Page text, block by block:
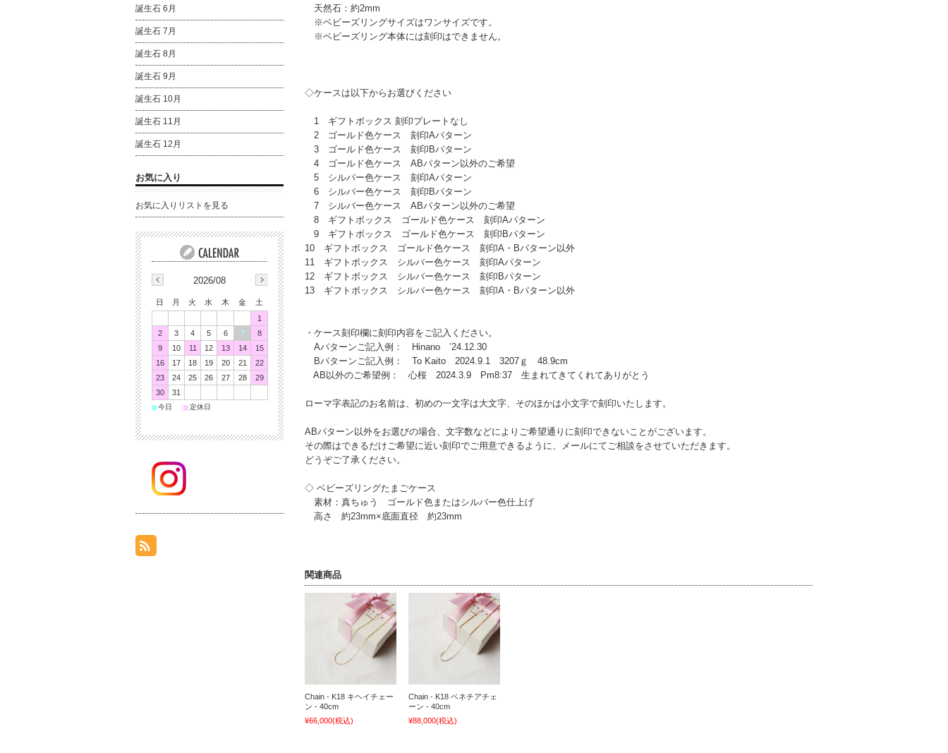
天然石：約2mm
※ベビーズリングサイズはワンサイズです。
※ベビーズリング本体には刻印はできません。
◇ケースは以下からお選びください
1 ギフトボックス 刻印プレートなし
2 ゴールド色ケース 刻印Aパターン
3 ゴールド色ケース 刻印Bパターン
4 ゴールド色ケース ABパターン以外のご希望
5 シルバー色ケース 刻印Aパターン
6 シルバー色ケース 刻印Bパターン
7 シルバー色ケース ABパターン以外のご希望
8 ギフトボックス ゴールド色ケース 刻印Aパターン
9 ギフトボックス ゴールド色ケース 刻印Bパターン
10 ギフトボックス ゴールド色ケース 刻印A・Bパターン以外
11 ギフトボックス シルバー色ケース 刻印Aパターン
12 ギフトボックス シルバー色ケース 刻印Bパターン
13 ギフトボックス シルバー色ケース 刻印A・Bパターン以外
・ケース刻印欄に刻印内容をご記入ください。
Aパターンご記入例： Hinano ’24.12.30
Bパターンご記入例： To Kaito 2024.9.1 3207ｇ 48.9cm
AB以外のご希望例： 心桜 2024.3.9 Pm8:37 生まれてきてくれてありがとう
ローマ字表記のお名前は、初めの一文字は大文字、そのほかは小文字で刻印いたします。
ABパターン以外をお選びの場合、文字数などによりご希望通りに刻印できないことがございます。
その際はできるだけご希望に近い刻印でご用意できるように、メールにてご相談をさせていただきます。
どうぞご了承ください。
◇ ベビーズリングたまごケース
素材：真ちゅう ゴールド色またはシルバー色仕上げ
高さ 約23mm×底面直径 約23mm
関連商品
Chain - K18 キヘイチェー
ン - 40cm
¥66,000(税込)
Chain - K18 ベネチアチェ
ーン - 40cm
¥88,000(税込)
誕生石 6月
誕生石 7月
誕生石 8月
誕生石 9月
誕生石 10月
誕生石 11月
誕生石 12月
お気に入り
お気に入りリストを見る
2026/08
日 月 火 水 木 金
土
1
2
3 4 5 6 7
8
9
10 11 12 13 14
15
16
17 18 19 20 21
22
23
24 25 26 27 28
29
30
31
■今日 ■定休日